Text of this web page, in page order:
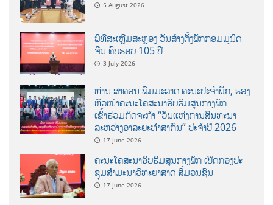
5 August 2026
ພິທີສະເຫຼີມສະຫຼອງ ວັນສ້າງຕັ້ງພັກກອມມູນິດ
ຈີນ ຄົບຮອບ 105 ປີ
3 July 2026
ທ່ານ ສາຄອນ ພົມມະລາດ ຄະນະປະຈໍາພັກ, ຮອງ
ຫົວໜ້າຄະນະໂຄສະນາອົບຮົມສູນກາງພັກ
ເຂົ້າຮ່ວມກິດຈະກຳ “ວັນແຫ່ງການສົນທະນາ
ລະຫວ່າງອາລະຍະທຳສາກົນ” ປະຈຳປີ 2026
17 June 2026
ຄະນະໂຄສະນາອົບຮົມສູນກາງພັກ ເປີດກອງປະ
ຊຸມສຳມະນາວິທະຍາສາດ ສຶ່ມວນຊົນ
17 June 2026